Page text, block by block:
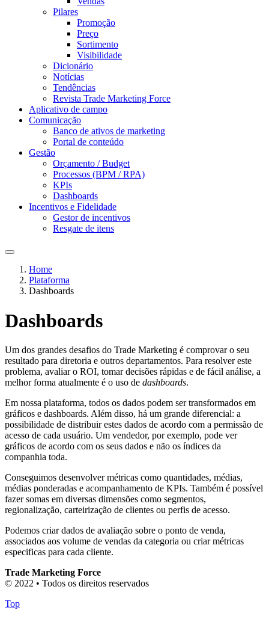
Pilares
Promoção
Preço
Sortimento
Visibilidade
Dicionário
Notícias
Tendências
Revista Trade Marketing Force
Aplicativo de campo
Comunicação
Banco de ativos de marketing
Portal de conteúdo
Gestão
Orçamento / Budget
Processos (BPM / RPA)
KPIs
Dashboards
Incentivos e Fidelidade
Gestor de incentivos
Resgate de itens
Home
Plataforma
Dashboards
Dashboards
Um dos grandes desafios do Trade Marketing é comprovar o seu
resultado para diretoria e outros departamentos. Para resolver este
problema, avaliar o ROI, tomar decisões rápidas e de fácil análise, a
melhor forma atualmente é o uso de dashboards.
Em nossa plataforma, todos os dados podem ser transformados em
gráficos e dashboards. Além disso, há um grande diferencial: a
possibilidade de distribuir estes dados de acordo com a permissão de
acesso de cada usuário. Um vendedor, por exemplo, pode ver
gráficos de acordo com os seus dados e não os índices da
companhia toda.
Conseguimos desenvolver métricas como quantidades, médias,
médias ponderadas e acompanhamento de KPIs. Também é possível
fazer somas em diversas dimensões como segmentos,
regionalização, carteirização de clientes ou perfis de acesso.
Podemos criar dados de avaliação sobre o ponto de venda,
associados aos volume de vendas da categoria ou criar métricas
especificas para cada cliente.
Trade Marketing Force
© 2022 • Todos os direitos reservados
Top